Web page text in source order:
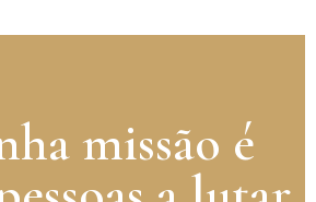
missão é